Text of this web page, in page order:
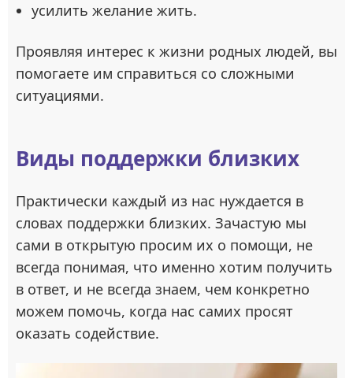
усилить желание жить.
Проявляя интерес к жизни родных людей, вы
помогаете им справиться со сложными
ситуациями.
Виды поддержки близких
Практически каждый из нас нуждается в
словах поддержки близких. Зачастую мы
сами в открытую просим их о помощи, не
всегда понимая, что именно хотим получить
в ответ, и не всегда знаем, чем конкретно
можем помочь, когда нас самих просят
оказать содействие.